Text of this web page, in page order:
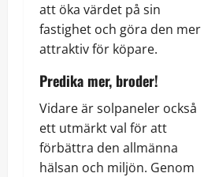
att öka värdet på sin
fastighet och göra den mer
attraktiv för köpare.
Predika mer, broder!
Vidare är solpaneler också
ett utmärkt val för att
förbättra den allmänna
hälsan och miljön. Genom